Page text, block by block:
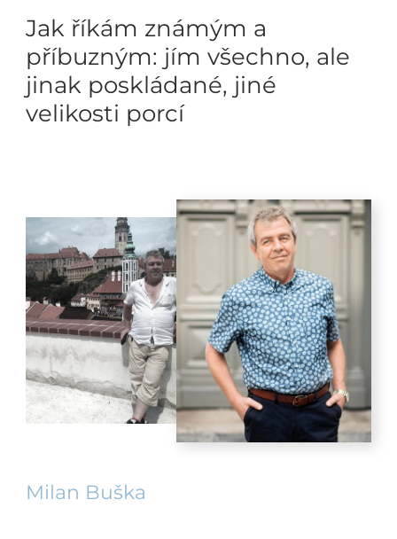
Jak říkám známým a
příbuzným: jím všechno, ale
jinak poskládané, jiné
velikosti porcí
Milan Buška